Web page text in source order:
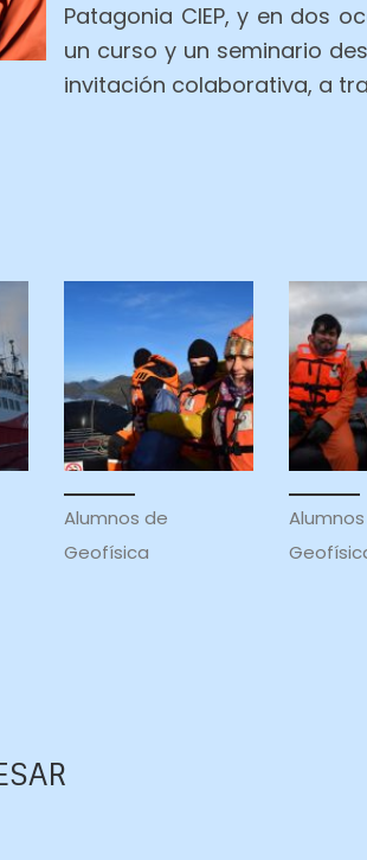
Patagonia CIEP, y en dos
un curso y un seminario
invitación colaborativa, a
Alumnos de
Geofísica